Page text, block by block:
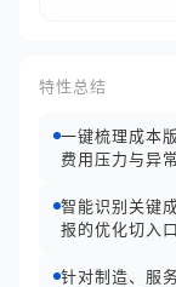
特性总结
一键梳理成本
费用压力与异常
智能识别关键
报的优化切入口
针对制造、服